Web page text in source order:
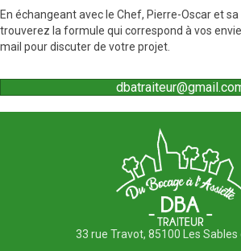
En échangeant avec le Chef, Pierre-Oscar et
trouverez la formule qui correspond à vos
mail pour discuter de votre projet.
33 rue Travot, 85100 Les Sables